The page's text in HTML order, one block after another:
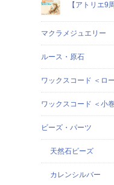
【アトリエ9
マクラメジュエリー
ルース・原石
ワックスコード ＜ロ
ワックスコード ＜小
ビーズ・パーツ
天然石ビーズ
カレンシルバー